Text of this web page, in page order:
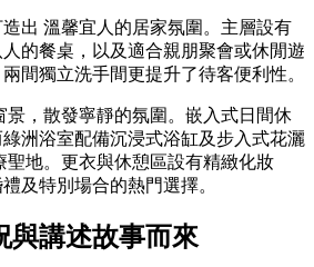
出 溫馨宜人的居家氛圍。主層設有
的餐桌，以及適合親朋聚會或休閒遊
間獨立洗手間更提升了待客便利性。
景，散發寧靜的氛圍。嵌入式日間休
洲浴室配備沉浸式浴缸及步入式花灑
聖地。更衣與休憩區設有精緻化妝
及特別場合的熱門選擇。
與講述故事而來